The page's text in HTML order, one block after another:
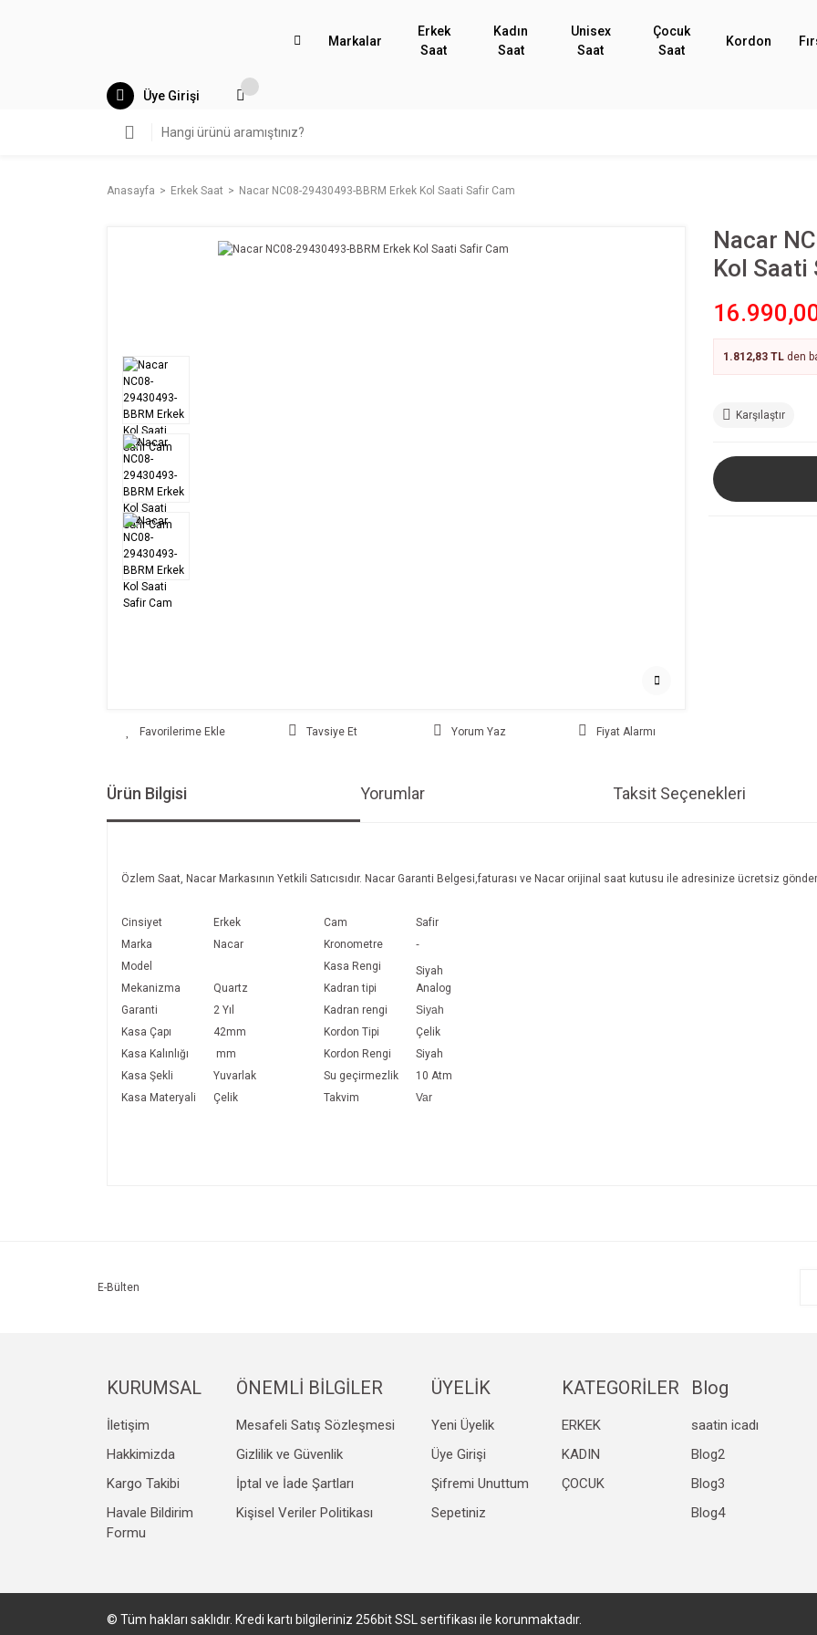
Markalar
Erkek
Saat
Kadın
Saat
Unisex
Saat
Çocuk
Saat
Kordon
Üye Girişi
Anasayfa Erkek Saat Nacar NC08-29430493-BBRM Erkek Kol Saati Safir Cam
Tavsiye Et Yorum Yaz Fiyat Alarmı
Nacar
Kol Saati
1.812,83 TL den
Karşılaştır
Ürün Bilgisi Yorumlar Taksit Seçenekleri
Özlem Saat, Nacar Markasının Yetkili Satıcısıdır. Nacar Garanti Belgesi,faturası ve Nacar orijinal saat kutusu ile adresinize ücretsiz
Cinsiyet Erkek Cam
Safir
Marka
Nacar Kronometre
-
Model
Kasa Rengi
Siyah
Mekanizma
Quartz Kadran tipi
Analog
Garanti
2 Yıl Kadran rengi
Siyah
Kasa Çapı
42mm Kordon Tipi
Çelik
Kasa Kalınlığı
mm Kordon Rengi
Siyah
Kasa Şekli
Yuvarlak Su geçirmezlik
10 Atm
Kasa Materyali
Çelik Takvim Var
Gönder
E-Bülten
KURUMSAL
İletişim
Hakkimizda
Kargo Takibi
Havale Bildirim
Formu
ÖNEMLİ BİLGİLER
Mesafeli Satış Sözleşmesi
Gizlilik ve Güvenlik
İptal ve İade Şartları
Kişisel Veriler Politikası
ÜYELİK
Yeni Üyelik
Üye Girişi
Şifremi Unuttum
Sepetiniz
KATEGORİLER
ERKEK
KADIN
ÇOCUK
Blog
saatin icadı
Blog2
Blog3
Blog4
© Tüm hakları saklıdır. Kredi kartı bilgileriniz 256bit SSL sertifikası ile korunmaktadır.